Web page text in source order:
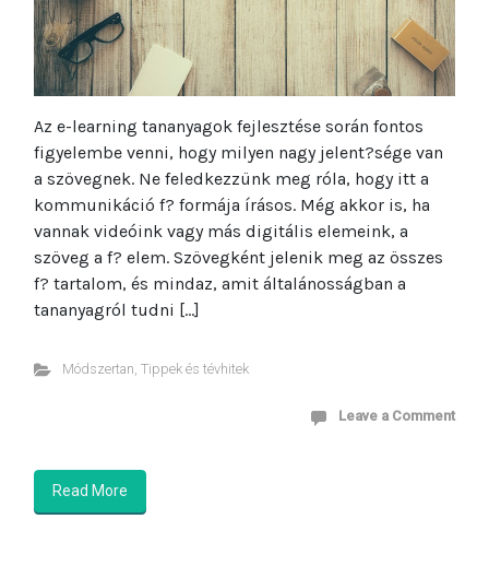
Az e-learning tananyagok fejlesztése során fontos
figyelembe venni, hogy milyen nagy jelent?sége van
a szövegnek. Ne feledkezzünk meg róla, hogy itt a
kommunikáció f? formája írásos. Még akkor is, ha
vannak videóink vagy más digitális elemeink, a
szöveg a f? elem. Szövegként jelenik meg az összes
f? tartalom, és mindaz, amit általánosságban a
tananyagról tudni […]
Módszertan, Tippek és tévhitek
Leave a Comment
Read More